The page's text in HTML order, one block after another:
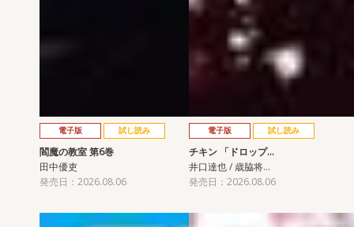
電子版 試し読み
閻魔の教室 第6巻
田中優吏
発売日：2026.08.06
電子版 試し読み
チキン 「ドロップ…
井口達也 / 歳脇将…
発売日：2026.08.06